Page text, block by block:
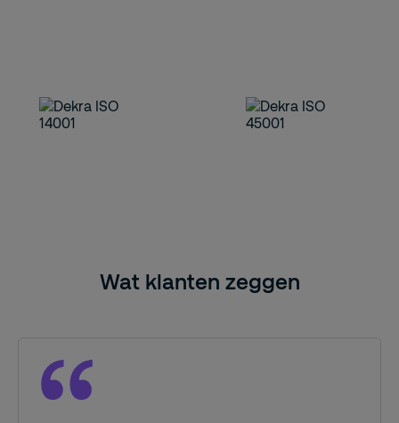
Wat klanten zeggen